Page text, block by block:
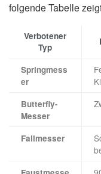
folgende Tabelle
Verbotener
Typ
Springmess
er
Butterfly-
Messer
Fallmesser